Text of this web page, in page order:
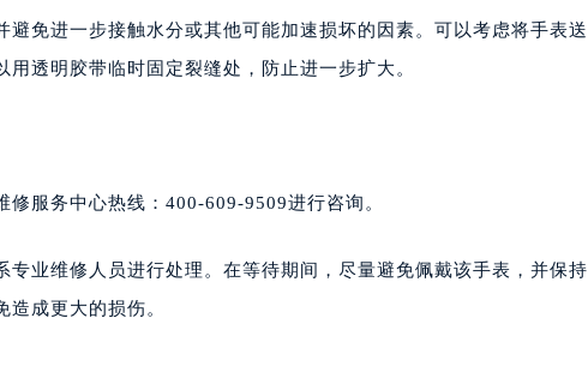
免进一步接触水分或其他可能加速损坏的因素。可以考虑将手表送
透明胶带临时固定裂缝处，防止进一步扩大。
服务中心热线：400-609-9509进行咨询。
业维修人员进行处理。在等待期间，尽量避免佩戴该手表，并保持
成更大的损伤。